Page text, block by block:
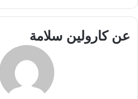
عن كارولين سلامة